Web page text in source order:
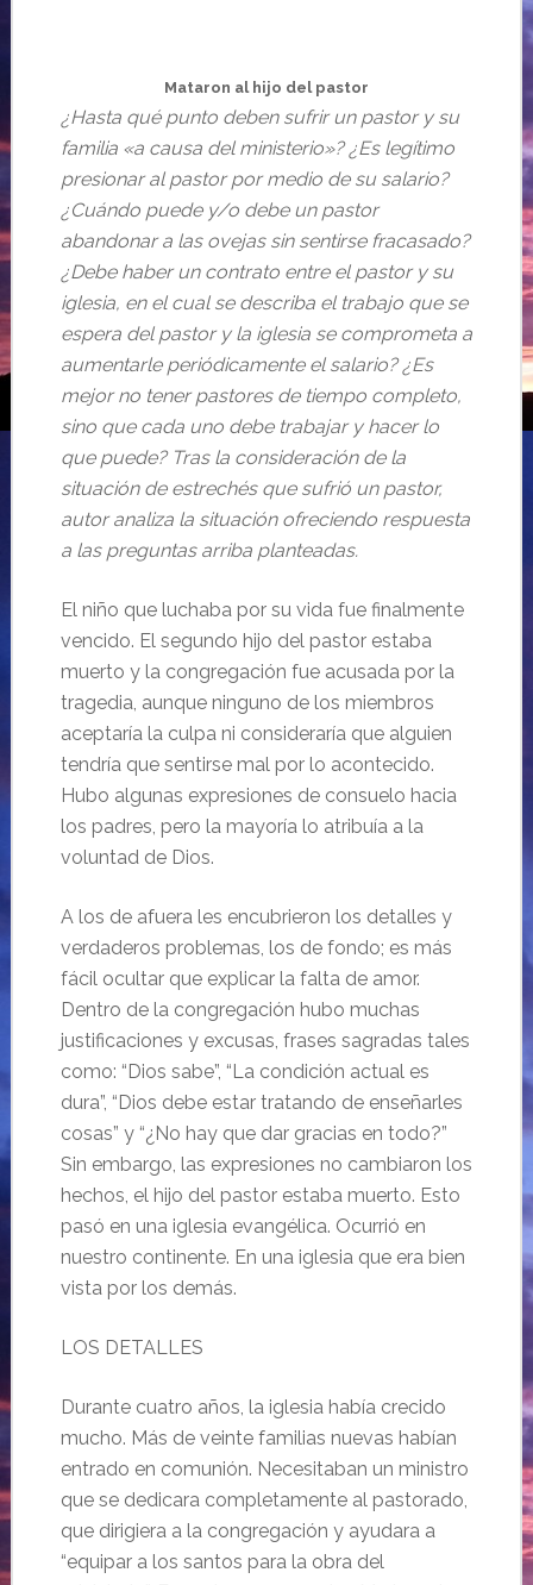
Mataron al hijo del pastor
¿Hasta qué punto deben sufrir un pastor y su
familia «a causa del ministerio»? ¿Es legítimo
presionar al pastor por medio de su salario?
¿Cuándo puede y/o debe un pastor
abandonar a las ovejas sin sentirse fracasado?
¿Debe haber un contrato entre el pastor y su
iglesia, en el cual se describa el trabajo que se
espera del pastor y la iglesia se comprometa a
aumentarle periódicamente el salario? ¿Es
mejor no tener pastores de tiempo completo,
sino que cada uno debe trabajar y hacer lo
que puede? Tras la consideración de la
situación de estrechés que sufrió un pastor,
autor analiza la situación ofreciendo respuesta
a las preguntas arriba planteadas.
El niño que luchaba por su vida fue finalmente
vencido. El segundo hijo del pastor estaba
muerto y la congregación fue acusada por la
tragedia, aunque ninguno de los miembros
aceptaría la culpa ni consideraría que alguien
tendría que sentirse mal por lo acontecido.
Hubo algunas expresiones de consuelo hacia
los padres, pero la mayoría lo atribuía a la
voluntad de Dios.
A los de afuera les encubrieron los detalles y
verdaderos problemas, los de fondo; es más
fácil ocultar que explicar la falta de amor.
Dentro de la congregación hubo muchas
justificaciones y excusas, frases sagradas tales
como: “Dios sabe”, “La condición actual es
dura”, “Dios debe estar tratando de enseñarles
cosas” y “¿No hay que dar gracias en todo?”
Sin embargo, las expresiones no cambiaron los
hechos, el hijo del pastor estaba muerto. Esto
pasó en una iglesia evangélica. Ocurrió en
nuestro continente. En una iglesia que era bien
vista por los demás.
LOS DETALLES
Durante cuatro años, la iglesia había crecido
mucho. Más de veinte familias nuevas habían
entrado en comunión. Necesitaban un ministro
que se dedicara completamente al pastorado,
que dirigiera a la congregación y ayudara a
“equipar a los santos para la obra del